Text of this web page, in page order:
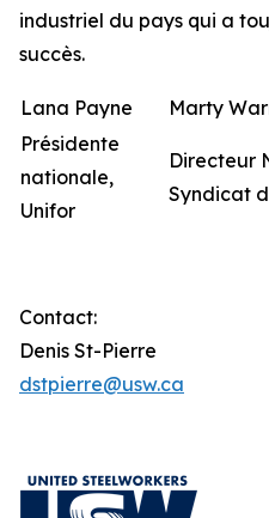
industriel du pays qui a
succès.
Lana Payne
Marty
Présidente
nationale,
Unifor
Directeur
Syndicat
Contact:
Denis St-Pierre
dstpierre@usw.ca